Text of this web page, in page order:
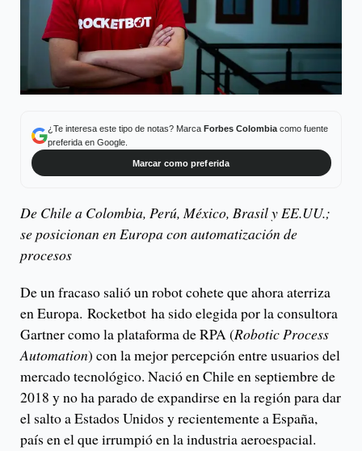
¿Te interesa este tipo de notas? Marca Forbes Colombiacomo fuente
preferida en Google.
Marcar como preferida
De Chile a Colombia, Perú, México, Brasil y EE.UU.;
se posicionan en Europa con automatización de
procesos
De un fracaso salió un robot cohete que ahora aterriza
en Europa. Rocketbot ha sido elegida por la consultora
Gartner como la plataforma de RPA (Robotic Process
Automation) con la mejor percepción entre usuarios del
mercado tecnológico. Nació en Chile en septiembre de
2018 y no ha parado de expandirse en la región para dar
el salto a Estados Unidos y recientemente a España,
país en el que irrumpió en la industria aeroespacial.